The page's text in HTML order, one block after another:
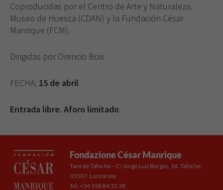
Coproducidas por el Centro de Arte y Naturaleza.
Museo de Huesca (CDAN) y la Fundación César
Manrique (FCM).
Dirigidas por Orencio Boix
FECHA: 15 de abril
Entrada libre. Aforo limitado
Fondazione César Manrique
Taro de Tahíche – C/ Jorge Luis Borges, 16. Tahíche,
35507. Lanzarote
Tel: +34 928 84 31 38